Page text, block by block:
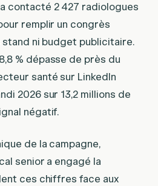
contacté 2 427 radiologues
remplir un congrès
ni budget publicitaire.
% dépasse de près du
santé sur LinkedIn
2026 sur 13,2 millions de
négatif.
de la campagne,
senior a engagé la
ces chiffres face aux